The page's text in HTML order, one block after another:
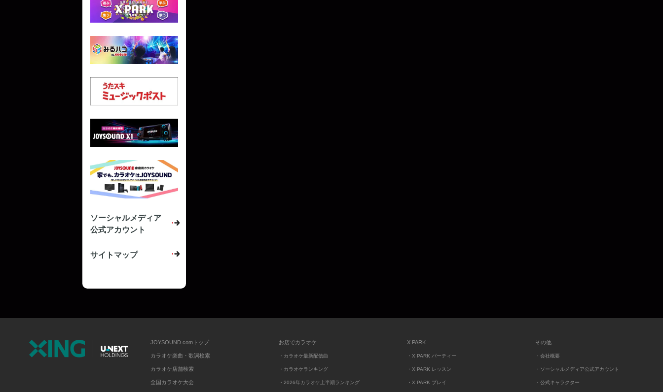
ソーシャルメディア
公式アカウント
サイトマップ
JOYSOUND.comトップ
カラオケ楽曲・歌詞検索
カラオケ店舗検索
全国カラオケ大会
お店でカラオケ
・カラオケ最新配信曲
・カラオケランキング
・2026年カラオケ上半期ランキング
X PARK
・X PARK パーティー
・X PARK レッスン
・X PARK プレイ
その他
・会社概要
・ソーシャルメディア公式アカウント
・公式キャラクター